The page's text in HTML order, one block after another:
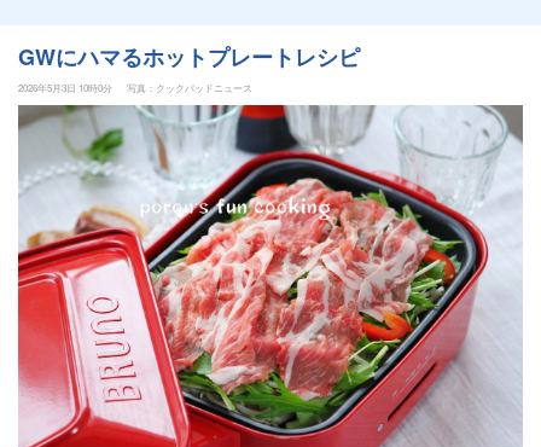
GWにハマるホットプレートレシピ
2026年5月3日 10時0分 写真：クックパッドニュース